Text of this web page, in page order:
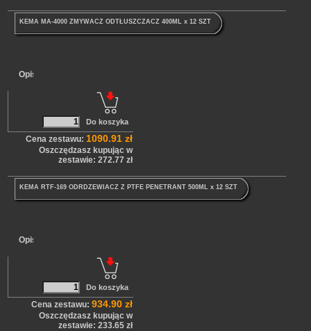
KEMA MA-4000 ZMYWACZ ODTŁUSZCZACZ 400ML x 12 SZT
Opis
Cena zestawu: 1090.91 zł
Oszczędzasz kupując w
zestawie: 272.77 zł
KEMA RTF-169 ODRDZEWIACZ Z PTFE PENETRANT 500ML x 12 SZT
Opis
Cena zestawu: 934.90 zł
Oszczędzasz kupując w
zestawie: 233.65 zł